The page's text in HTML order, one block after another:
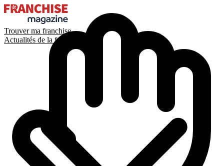
Trouver ma franchise
Actualités de la franchise